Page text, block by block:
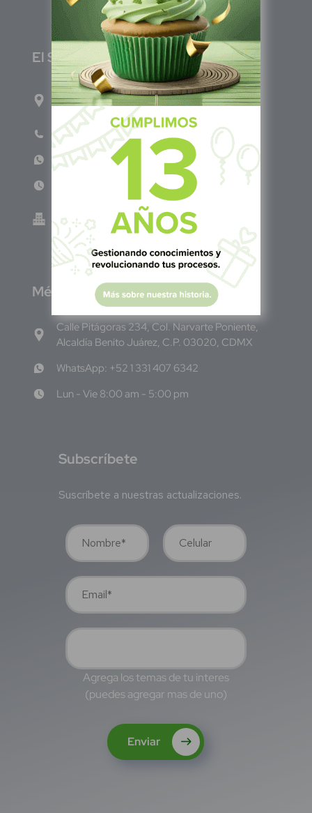
El Salvador
1ro Cll Pte, y 61 Av Nte, #3206, Local 9, San
Salvador Centro
Teléfono: +503 6986 1402
WhatsApp: +503 7687 3923
Lun - Vie 8:00am - 5:00pm
Green Know S.A de C.V - El Salvador 0614-
220118-102-0
México
Calle Pitágoras 234, Col. Narvarte Poniente,
Alcaldía Benito Juárez, C.P. 03020, CDMX
WhatsApp: +52 1 331 407 6342
Lun - Vie 8:00 am - 5:00 pm
Subscríbete
Suscríbete a nuestras actualizaciones.
Agrega los temas de tu interes
(puedes agregar mas de uno)
Enviar